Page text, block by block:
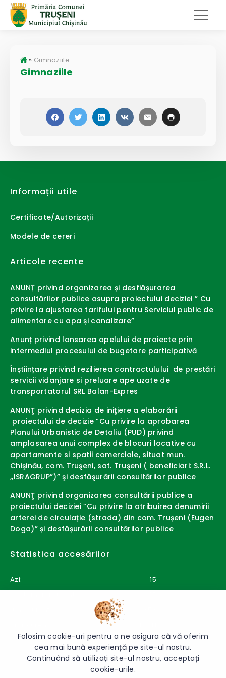
» Gimnaziile
Gimnaziile
Informații utile
Certificate/Autorizații
Modele de cereri
Articole recente
ANUNȚ privind organizarea și desfiășurarea
consultărilor publice asupra proiectului deciziei ” Cu
privire la ajustarea tarifului pentru Serviciul public de
alimentare cu apa și canalizare”
Anunț privind lansarea apelului de proiecte prin
intermediul procesului de bugetare participativă
Înștiințare privind rezilierea contractulului de prestări
servicii vidanjare si preluare ape uzate de
transportatorul SRL Balan-Expres
ANUNŢ privind decizia de iniţiere a elaborării
proiectului de decizie ”Cu privire la aprobarea
Planului Urbanistic de Detaliu (PUD) privind
amplasarea unui complex de blocuri locative cu
apartamente si spatii comerciale, situat mun.
Chişinău, com. Truşeni, sat. Truşeni ( beneficiari: S.R.L.
,,ISRAGRUP”)” şi desfăşurării consultărilor publice
ANUNŢ privind organizarea consultării publice a
proiectului deciziei ”Cu privire la atribuirea denumirii
arterei de circulație (strada) din com. Trușeni (Eugen
Doga)” și desfășurării consultărilor publice
Statistica accesărilor
Azi:
15
© 2026 Primăria Trușeni - Toate drepturile rezervate.
Folosim cookie-uri pentru a ne asigura că vă oferim
cea mai bună experiență pe site-ul nostru.
Continuând să utilizați site-ul nostru, acceptați
cookie-urile.